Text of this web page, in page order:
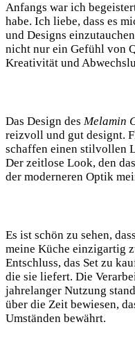
Anfangs war ich
habe. Ich liebe, dass⁣ es
und Designs⁤
nicht nur ein Gefühl von
Kreativität und
Das Design des Melamin‍
reizvoll und gut designt.
schaffen einen stilvollen
Der zeitlose​ Look, den
der moderneren Optik
Es ist schön⁣ zu ​sehen,
meine Küche einzigartig
Entschluss, das Set zu
die⁤ sie liefert. ⁣Die
jahrelanger Nutzung
über die⁣ Zeit bewiesen,⁣
Umständen​ bewährt.